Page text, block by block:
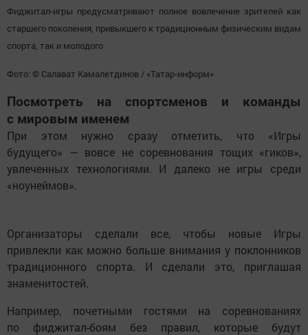
Фиджитал-игры предусматривают полное вовлечение зрителей как
старшего поколения, привыкшего к традиционным физическим видам
спорта, так и молодого
Фото: © Салават Камалетдинов / «Татар-информ»
Посмотреть на спортсменов и команды
с мировым именем
При этом нужно сразу отметить, что «Игры
будущего» — вовсе не соревнования тощих «гиков»,
увлеченных технологиями. И далеко не игры среди
«ноунеймов».
Организаторы сделали все, чтобы новые Игры
привлекли как можно больше внимания у поклонников
традиционного спорта. И сделали это, приглашая
знаменитостей.
Например, почетными гостями на соревнованиях
по фиджитал-боям без правил, которые будут